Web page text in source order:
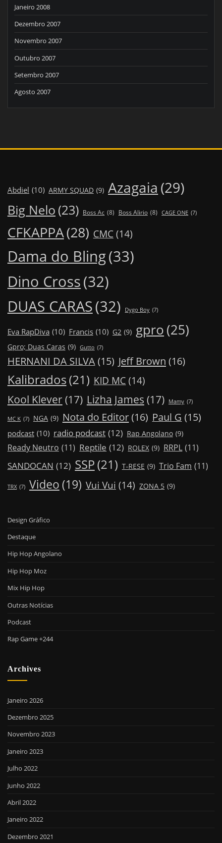
Janeiro 2008
Dezembro 2007
Novembro 2007
Outubro 2007
Setembro 2007
Agosto 2007
Abdiel (10) ARMY SQUAD (9) Azagaia (29)
Big Nelo (23) Boss Ac (8) Boss Alirio (8) CAGE ONE (7)
CFKAPPA(28) CMC (14)
Dama do Bling(33)
Dino Cross(32)
DUAS CARAS(32) Dygo Boy (7)
Eva RapDiva (10) Francis (10) G2 (9) gpro(25)
Gpro; Duas Caras (9) Gutto (7)
HERNANI DA SILVA(15) Jeff Brown (16)
Kalibrados(21) KID MC (14)
Kool Klever (17) Lizha James (17) Mamy (7)
MC K (7) NGA (9) Nota do Editor(16) Paul G (15)
podcast (10) radio podcast (12) Rap Angolano (9)
Ready Neutro (11) Reptile (12) ROLEX (9) RRPL (11)
SANDOCAN (12) SSP(21) T-RESE (9) Trio Fam (11)
TRX (7) Video (19) Vui Vui (14) ZONA 5 (9)
Design Gráfico
Destaque
Hip Hop Angolano
Hip Hop Moz
Mix Hip Hop
Outras Notícias
Podcast
Rap Game +244
Archives
Janeiro 2026
Dezembro 2025
Novembro 2023
Janeiro 2023
Julho 2022
Junho 2022
Abril 2022
Janeiro 2022
Dezembro 2021